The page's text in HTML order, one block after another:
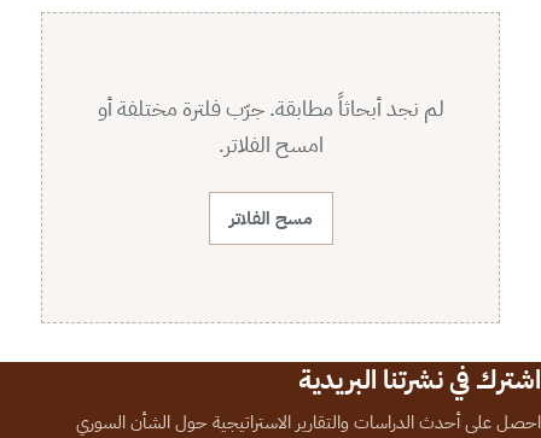
لم نجد أبحاثاً مطابقة. جرّب فلترة مختلفة أو
امسح الفلاتر.
مسح الفلاتر
اشترك في نشرتنا البريدية
احصل على أحدث الدراسات والتقارير الاستراتيجية حول الشأن السوري